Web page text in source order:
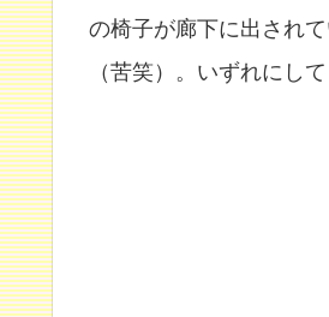
の椅子が廊下に出され
（苦笑）。いずれにし